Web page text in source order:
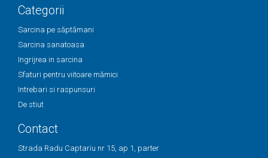
Categorii
Sarcina pe săptămani
Sarcina sanatoasa
Ingrijrea in sarcina
Sfaturi pentru viitoare mămici
Intrebari si raspunsuri
De stiut
Contact
Strada Radu Captariu nr 15, ap 1, parter